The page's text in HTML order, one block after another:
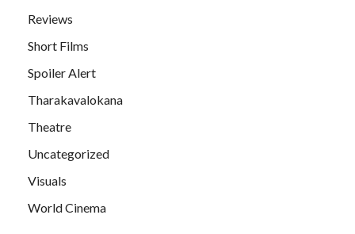
Reviews
Short Films
Spoiler Alert
Tharakavalokana
Theatre
Uncategorized
Visuals
World Cinema